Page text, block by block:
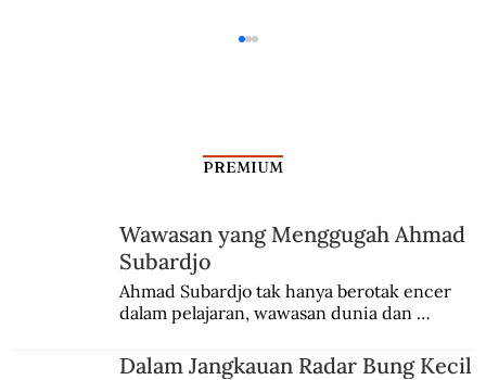
Eksploitasi Anak di Kebun Tembakau
PREMIUM
Wawasan yang Menggugah Ahmad
Subardjo
Ahmad Subardjo tak hanya berotak encer
dalam pelajaran, wawasan dunia dan
Jules Verne, Multatuli, hingga Sun Yat-sen.
Dalam Jangkauan Radar Bung Kecil